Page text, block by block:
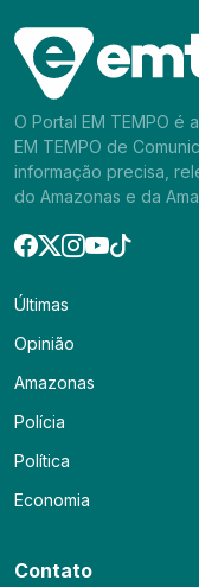
O Portal EM TEMPO é
EM TEMPO de
informação precisa,
do Amazonas e da
Últimas
Opinião
Amazonas
Polícia
Política
Economia
Contato